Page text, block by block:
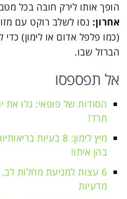
הופך אותו לירק חובה בכל
אחרון:
(כמו פלפל אדום או לימון)
הברזל שבו.
אל תפספסו
הסודות של פופאי: גלו את
תרד!
מיץ לימון: 8
בהן איתו!
6 עצות למניעת מחלות
מדעיות